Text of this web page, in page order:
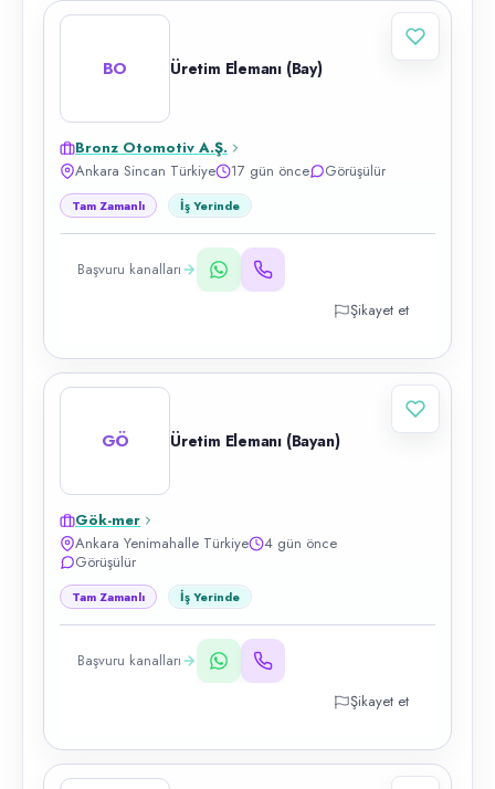
BO Üretim Elemanı (Bay)
Bronz Otomotiv A.Ş.
Ankara Sincan Türkiye
17 gün önce Görüşülür
Tam Zamanlı İş Yerinde
Başvuru kanalları
Şikayet et
GÖ Üretim Elemanı (Bayan)
Gök-mer
Ankara Yenimahalle Türkiye
4 gün önce
Görüşülür
Tam Zamanlı İş Yerinde
Başvuru kanalları
Şikayet et